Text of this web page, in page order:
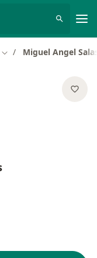
Cambiar de ciudad
Miguel Angel